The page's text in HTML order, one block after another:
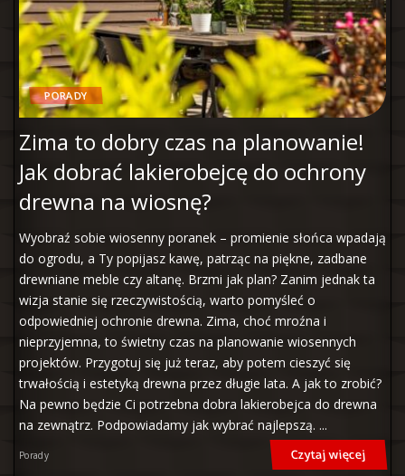
PORADY
Zima to dobry czas na planowanie!
Jak dobrać lakierobejcę do ochrony
drewna na wiosnę?
Wyobraź sobie wiosenny poranek – promienie słońca wpadają
do ogrodu, a Ty popijasz kawę, patrząc na piękne, zadbane
drewniane meble czy altanę. Brzmi jak plan? Zanim jednak ta
wizja stanie się rzeczywistością, warto pomyśleć o
odpowiedniej ochronie drewna. Zima, choć mroźna i
nieprzyjemna, to świetny czas na planowanie wiosennych
projektów. Przygotuj się już teraz, aby potem cieszyć się
trwałością i estetyką drewna przez długie lata. A jak to zrobić?
Na pewno będzie Ci potrzebna dobra lakierobejca do drewna
na zewnątrz. Podpowiadamy jak wybrać najlepszą. ...
Porady Czytaj więcej